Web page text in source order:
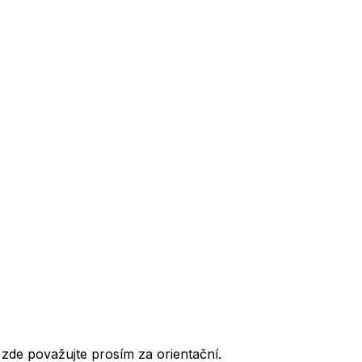
považujte prosím za orientační.